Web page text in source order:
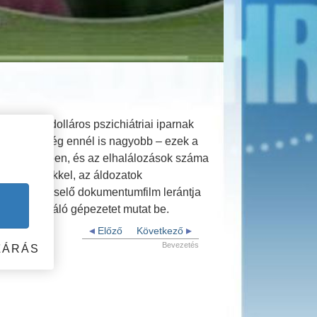
milliárd dolláros pszichiátriai iparnak
ár még ennél is nagyobb – ezek a
évben, és az elhalálozások száma
szakértőkkel, az áldozatok
lebilincselő dokumentumfilm lerántja
pénzcsináló gépezetet mutat be.
Következő
Előző
Bevezetés